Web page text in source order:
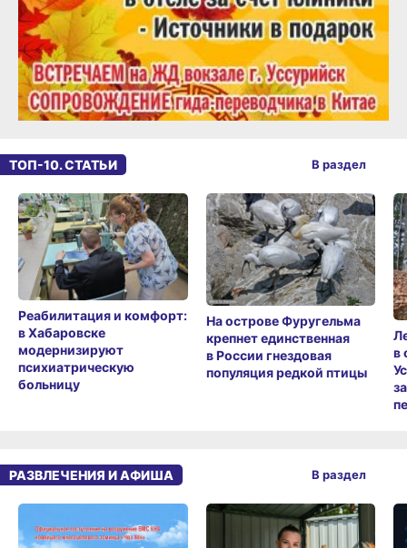
ТОП-10. СТАТЬИ
Реабилитация и комфорт:
в Хабаровске
модернизируют
психиатрическую
больницу
На острове Фуругельма
крепнет единственная
в России гнездовая
популяция редкой птицы
в
В раздел
РАЗВЛЕЧЕНИЯ И АФИША В раздел